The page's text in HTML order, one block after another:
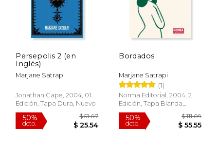
50%
Persepolis 2 (en
Inglés)
Marjane Satrapi
Jonathan Cape, 2004, 01
Edición, Tapa Dura, Nuevo
Bordados
Marjane Satrapi
(1)
Norma Editorial, 2004, 2
Edición, Tapa Blanda,
Usado